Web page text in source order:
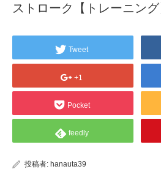
ストローク【トレーニング
Tweet
+1
Pocket
feedly
投稿者: hanauta39